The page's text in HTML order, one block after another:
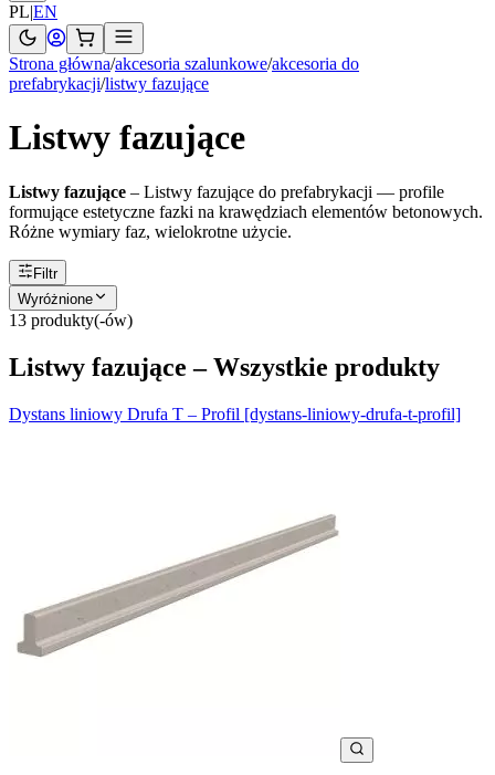
PL|EN
Strona główna/akcesoria szalunkowe/akcesoria do
prefabrykacji/listwy fazujące
Listwy fazujące
Listwy fazujące – Listwy fazujące do prefabrykacji — profile
formujące estetyczne fazki na krawędziach elementów betonowych.
Różne wymiary faz, wielokrotne użycie.
Filtr
Wyróżnione
13 produkty(-ów)
Listwy fazujące – Wszystkie produkty
Dystans liniowy Drufa T – Profil [dystans-liniowy-drufa-t-profil]